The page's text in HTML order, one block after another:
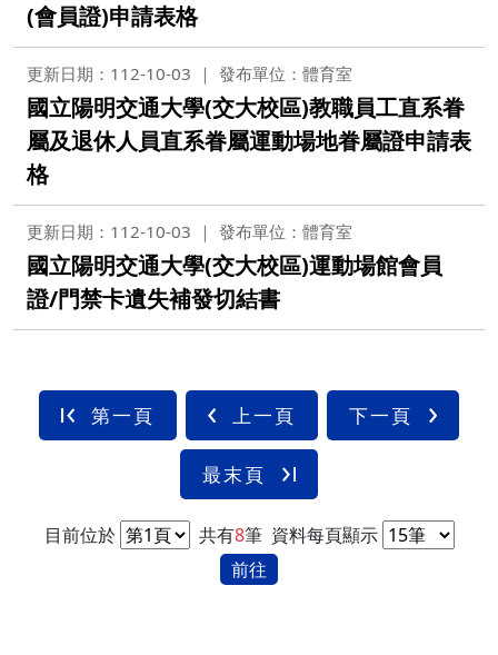
(會員證)申請表格
更新日期：112-10-03 發布單位：體育室
國立陽明交通大學(交大校區)教職員工直系眷
屬及退休人員直系眷屬運動場地眷屬證申請表
格
更新日期：112-10-03 發布單位：體育室
國立陽明交通大學(交大校區)運動場館會員
證/門禁卡遺失補發切結書
第一頁 上一頁 下一頁
最末頁
目前位於 共有8筆 資料每頁顯示
前往